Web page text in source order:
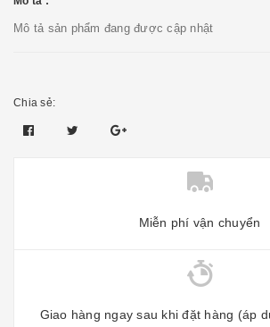
Mô tả sản phẩm đang được cập nhật
Chia sẻ:
Miễn phí vận chuyển
Giao hàng ngay sau khi đặt hàng (áp